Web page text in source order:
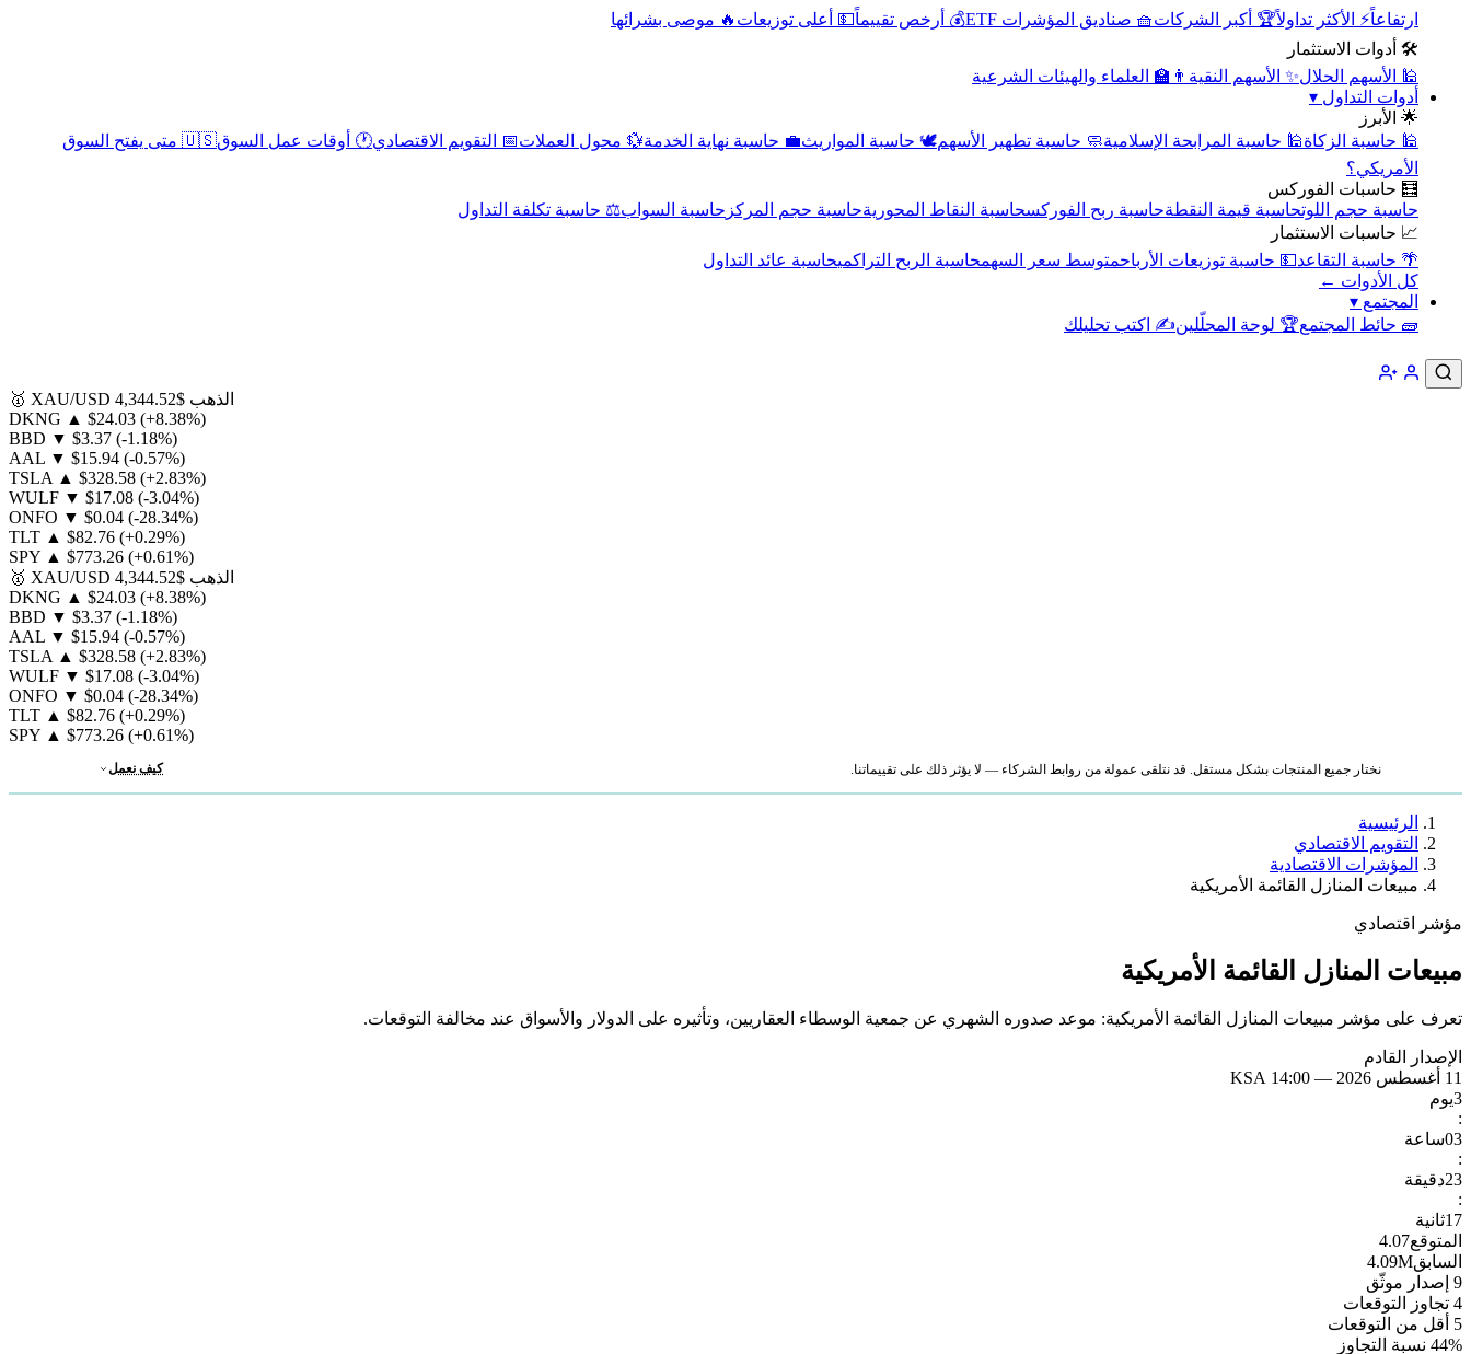
ارتفاعاً⚡ الأكثر تداولاً🏆 أكبر الشركات🧺 صناديق المؤشرات ETF 💰 أرخص تقييماً💵 أعلى توزيعات 🔥 موصى بشرائها
🛠️ أدوات الاستثمار
🕌 الأسهم الحلال✨ الأسهم النقية 👨‍🏫 العلماء والهيئات الشرعية
أدوات التداول ▾
🌟 الأبرز
🕌 حاسبة الزكاة🕌 حاسبة المرابحة الإسلامية🧼 حاسبة تطهير الأسهم🕊️ حاسبة المواريث💼 حاسبة نهاية الخدمة💱 محول العملات📅 التقويم الاقتصادي🕐 أوقات عمل السوق
🇺🇸 متى يفتح السوق
الأمريكي؟
🧮 حاسبات الفوركس
حاسبة حجم اللوتحاسبة قيمة النقطةحاسبة ربح الفوركسحاسبة النقاط المحوريةحاسبة حجم المركز حاسبة السواب⚖️ حاسبة تكلفة التداول
📈 حاسبات الاستثمار
🌴 حاسبة التقاعد💵 حاسبة توزيعات الأرباحمتوسط سعر السهمحاسبة الربح التراكميحاسبة عائد التداول
كل الأدوات ←
المجتمع ▾
🧱 حائط المجتمع🏆 لوحة المحلّلين✍️ اكتب تحليلك
🥇 XAU/USD الذهب $4,344.52
DKNG ▲ $24.03 (+8.38%)
BBD ▼ $3.37 (-1.18%)
AAL ▼ $15.94 (-0.57%)
TSLA ▲ $328.58 (+2.83%)
WULF ▼ $17.08 (-3.04%)
ONFO ▼ $0.04 (-28.34%)
TLT ▲ $82.76 (+0.29%)
SPY ▲ $773.26 (+0.61%)
🥇 XAU/USD الذهب $4,344.52
DKNG ▲ $24.03 (+8.38%)
BBD ▼ $3.37 (-1.18%)
AAL ▼ $15.94 (-0.57%)
TSLA ▲ $328.58 (+2.83%)
WULF ▼ $17.08 (-3.04%)
ONFO ▼ $0.04 (-28.34%)
TLT ▲ $82.76 (+0.29%)
SPY ▲ $773.26 (+0.61%)
نختار جميع المنتجات بشكل مستقل. قد نتلقى عمولة من روابط الشركاء — لا يؤثر ذلك على تقييماتنا. كيف نعمل
الرئيسية
التقويم الاقتصادي
المؤشرات الاقتصادية
مبيعات المنازل القائمة الأمريكية
مؤشر اقتصادي
مبيعات المنازل القائمة الأمريكية
تعرف على مؤشر مبيعات المنازل القائمة الأمريكية: موعد صدوره الشهري عن جمعية الوسطاء العقاريين، وتأثيره على الدولار والأسواق عند مخالفة التوقعات.
الإصدار القادم
11 أغسطس 2026 — 14:00 KSA
3يوم
:
03ساعة
:
23دقيقة
:
16ثانية
المتوقع4.07
السابق4.09M
9 إصدار موثّق
4 تجاوز التوقعات
5 أقل من التوقعات
44% نسبة التجاوز